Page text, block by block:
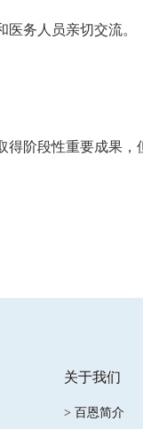
务人员亲切交流。
段性重要成果，
关于我们
> 百恩简介